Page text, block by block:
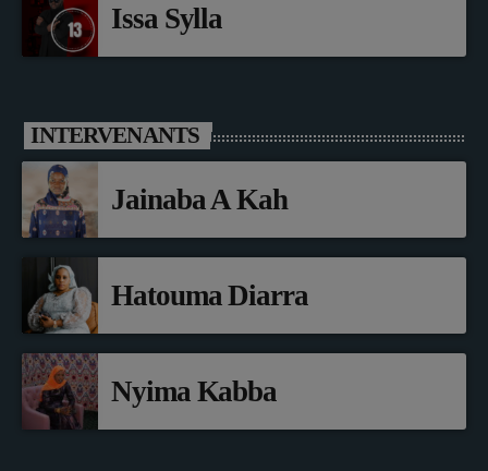
Issa Sylla
INTERVENANTS
Jainaba A Kah
Hatouma Diarra
Nyima Kabba